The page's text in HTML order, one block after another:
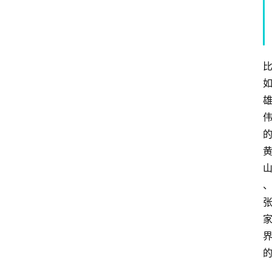
比
如
雄
伟
的
黄
山
、
张
家
界
的